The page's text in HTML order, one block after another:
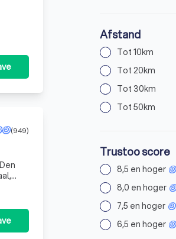
(949)
Afstand
Tot 10km
Tot 20km
Tot 30km
Tot 50km
Trustoo score
8,5 en hoger
8,0 en hoger
7,5 en hoger
6,5 en hoger